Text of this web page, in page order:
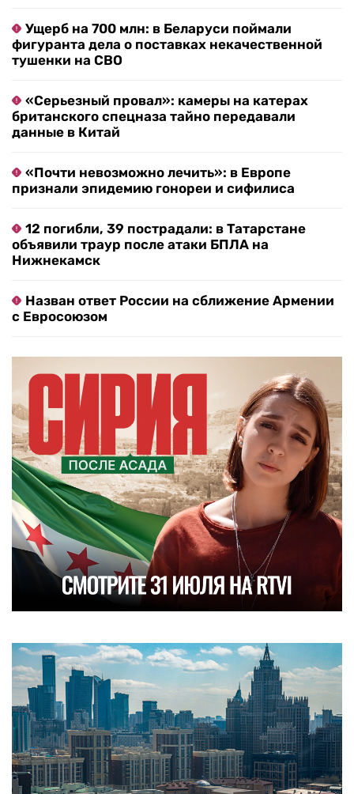
Ущерб на 700 млн: в Беларуси поймали
фигуранта дела о поставках некачественной
тушенки на СВО
«Серьезный провал»: камеры на катерах
британского спецназа тайно передавали
данные в Китай
«Почти невозможно лечить»: в Европе
признали эпидемию гонореи и сифилиса
12 погибли, 39 пострадали: в Татарстане
объявили траур после атаки БПЛА на
Нижнекамск
Назван ответ России на сближение Армении
с Евросоюзом